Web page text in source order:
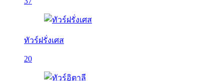
ทัวร์ฝรั่งเศส
20